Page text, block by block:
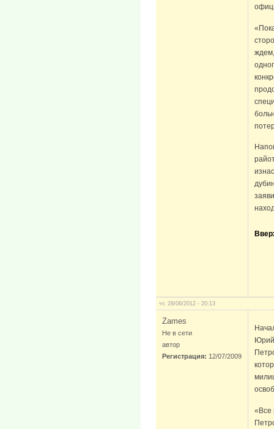
чт, 28/06/2012 - 20:13
Zames
Не в сети
автор
Регистрация: 12/07/2009
Юрий
«Все